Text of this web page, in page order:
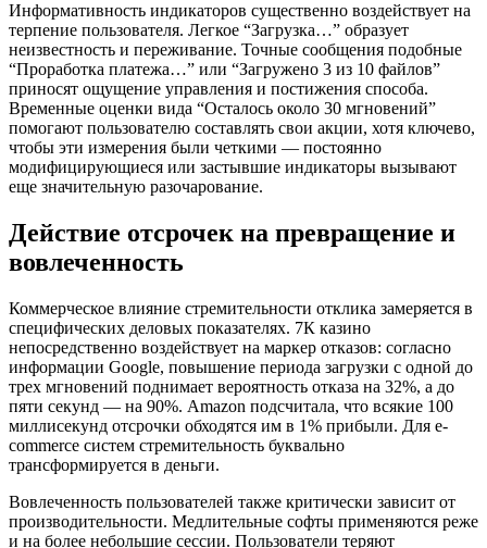
Информативность индикаторов существенно воздействует на
терпение пользователя. Легкое “Загрузка…” образует
неизвестность и переживание. Точные сообщения подобные
“Проработка платежа…” или “Загружено 3 из 10 файлов”
приносят ощущение управления и постижения способа.
Временные оценки вида “Осталось около 30 мгновений”
помогают пользователю составлять свои акции, хотя ключево,
чтобы эти измерения были четкими — постоянно
модифицирующиеся или застывшие индикаторы вызывают
еще значительную разочарование.
Действие отсрочек на превращение и
вовлеченность
Коммерческое влияние стремительности отклика замеряется в
специфических деловых показателях. 7К казино
непосредственно воздействует на маркер отказов: согласно
информации Google, повышение периода загрузки с одной до
трех мгновений поднимает вероятность отказа на 32%, а до
пяти секунд — на 90%. Amazon подсчитала, что всякие 100
миллисекунд отсрочки обходятся им в 1% прибыли. Для e-
commerce систем стремительность буквально
трансформируется в деньги.
Вовлеченность пользователей также критически зависит от
производительности. Медлительные софты применяются реже
и на более небольшие сессии. Пользователи теряют